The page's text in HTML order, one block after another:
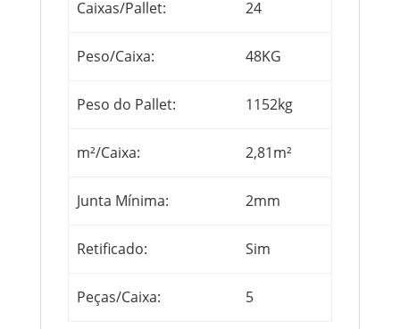
Caixas/Pallet: 24
Peso/Caixa: 48KG
Peso do Pallet: 1152kg
m²/Caixa: 2,81m²
Junta Mínima: 2mm
Retificado: Sim
Peças/Caixa: 5